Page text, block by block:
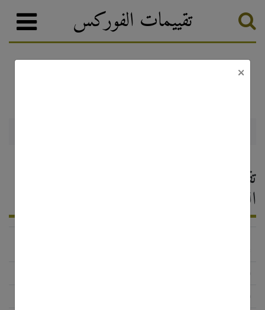
تقييمات الفوركس
الفوركس ، التعليقات 2026
×